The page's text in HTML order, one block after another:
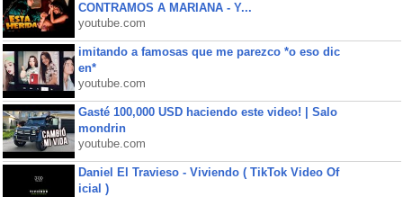
CONTRAMOS A MARIANA - Y...
youtube.com
imitando a famosas que me parezco *o eso dic
en*
youtube.com
Gasté 100,000 USD haciendo este video! | Salo
mondrin
youtube.com
Daniel El Travieso - Viviendo ( TikTok Video Of
icial )